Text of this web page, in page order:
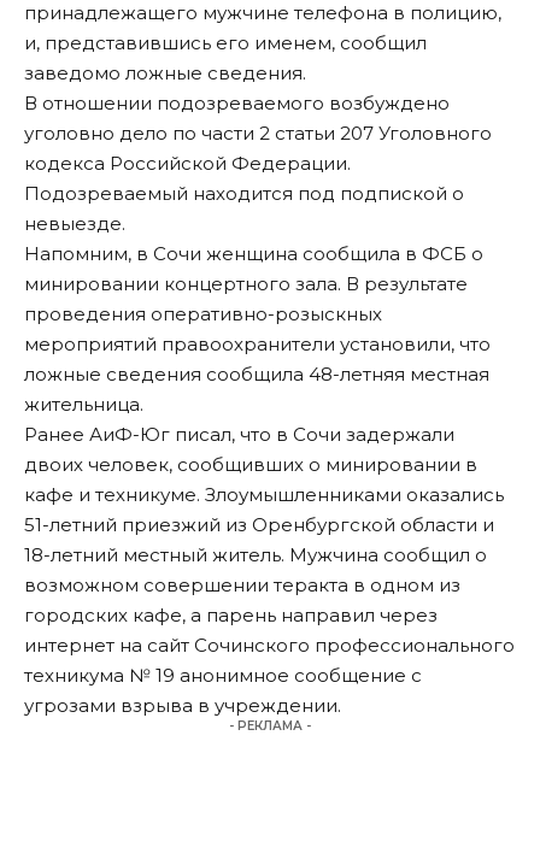
принадлежащего мужчине телефона в полицию,
и, представившись его именем, сообщил
заведомо ложные сведения.
В отношении подозреваемого возбуждено
уголовно дело по части 2 статьи 207 Уголовного
кодекса Российской Федерации.
Подозреваемый находится под подпиской о
невыезде.
Напомним, в Сочи женщина сообщила в ФСБ о
минировании концертного зала. В результате
проведения оперативно-розыскных
мероприятий правоохранители установили, что
ложные сведения сообщила 48-летняя местная
жительница.
Ранее АиФ-Юг писал, что в Сочи задержали
двоих человек, сообщивших о минировании в
кафе и техникуме. Злоумышленниками оказались
51-летний приезжий из Оренбургской области и
18-летний местный житель. Мужчина сообщил о
возможном совершении теракта в одном из
городских кафе, а парень направил через
интернет на сайт Сочинского профессионального
техникума № 19 анонимное сообщение с
угрозами взрыва в учреждении.
- РЕКЛАМА -